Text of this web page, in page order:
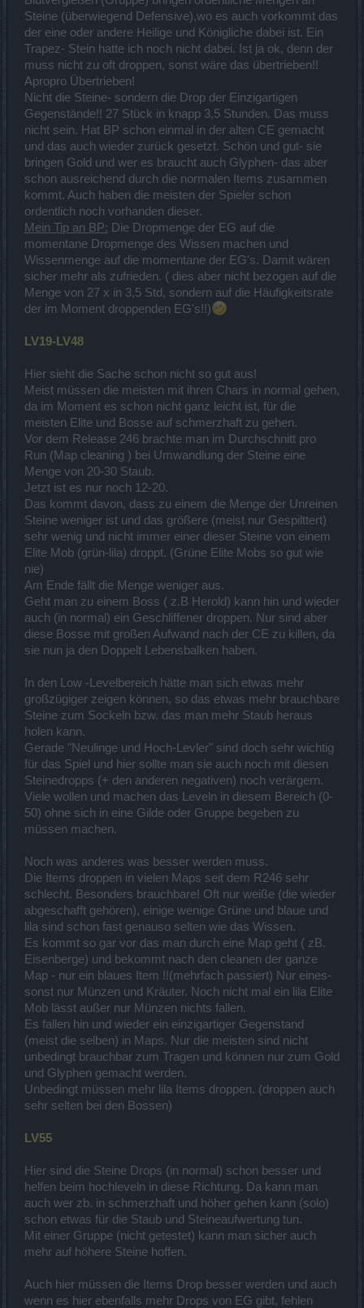
Steine (überwiegend Defensive),wo es auch vorkommt das
der eine oder andere Heilige und Königliche dabei ist. Ein
Trapez- Stein hatte ich noch nicht dabei. Ist ja ok, denn der
muss nicht zu oft droppen, sonst wäre das übertrieben!!
Apropro Übertrieben!
Nicht die Steine- sondern die Drop der Einzigartigen
Gegenstände!! 27 Stück in knapp 3,5 Stunden. Das muss
nicht sein. Hat BP schon einmal in der alten CE gemacht
und das auch wieder zurück gesetzt. Schön und gut- sie
bringen Gold und wer es braucht auch Glyphen- das aber
schon ausreichend durch die normalen Items zusammen
kommt. Auch haben die meisten der Spieler schon
ordentlich noch vorhanden dieser.
Mein Tip an BP: Die Dropmenge der EG auf die
momentane Dropmenge des Wissen machen und
Wissenmenge auf die momentane der EG's. Damit wären
sicher mehr als zufrieden. ( dies aber nicht bezogen auf die
Menge von 27 x in 3,5 Std, sondern auf die Häufigkeitsrate
der im Moment droppenden EG's!!)
LV19-LV48
Hier sieht die Sache schon nicht so gut aus!
Meist müssen die meisten mit ihren Chars in normal gehen,
da im Moment es schon nicht ganz leicht ist, für die
meisten Elite und Bosse auf schmerzhaft zu gehen.
Vor dem Release 246 brachte man im Durchschnitt pro
Run (Map cleaning ) bei Umwandlung der Steine eine
Menge von 20-30 Staub.
Jetzt ist es nur noch 12-20.
Das kommt davon, dass zu einem die Menge der Unreinen
Steine weniger ist und das größere (meist nur Gespilttert)
sehr wenig und nicht immer einer dieser Steine von einem
Elite Mob (grün-lila) droppt. (Grüne Elite Mobs so gut wie
nie)
Am Ende fällt die Menge weniger aus.
Geht man zu einem Boss ( z.B Herold) kann hin und wieder
auch (in normal) ein Geschliffener droppen. Nur sind aber
diese Bosse mit großen Aufwand nach der CE zu killen, da
sie nun ja den Doppelt Lebensbalken haben.
In den Low -Levelbereich hätte man sich etwas mehr
großzügiger zeigen können, so das etwas mehr brauchbare
Steine zum Sockeln bzw. das man mehr Staub heraus
holen kann.
Gerade "Neulinge und Hoch-Levler" sind doch sehr wichtig
für das Spiel und hier sollte man sie auch noch mit diesen
Steinedropps (+ den anderen negativen) noch verärgern.
Viele wollen und machen das Leveln in diesem Bereich (0-
50) ohne sich in eine Gilde oder Gruppe begeben zu
müssen machen.
Noch was anderes was besser werden muss.
Die Items droppen in vielen Maps seit dem R246 sehr
schlecht. Besonders brauchbare! Oft nur weiße (die wieder
abgeschafft gehören), einige wenige Grüne und blaue und
lila sind schon fast genauso selten wie das Wissen.
Es kommt so gar vor das man durch eine Map geht ( zB.
Eisenberge) und bekommt nach den cleanen der ganze
Map - nur ein blaues Item !!(mehrfach passiert) Nur eines-
sonst nur Münzen und Kräuter. Noch nicht mal ein lila Elite
Mob lässt außer nur Münzen nichts fallen.
Es fallen hin und wieder ein einzigartiger Gegenstand
(meist die selben) in Maps. Nur die meisten sind nicht
unbedingt brauchbar zum Tragen und können nur zum Gold
und Glyphen gemacht werden.
Unbedingt müssen mehr lila Items droppen. (droppen auch
sehr selten bei den Bossen)
LV55
Hier sind die Steine Drops (in normal) schon besser und
helfen beim hochleveln in diese Richtung. Da kann man
auch wer zb. in schmerzhaft und höher gehen kann (solo)
schon etwas für die Staub und Steineaufwertung tun.
Mit einer Gruppe (nicht getestet) kann man sicher auch
mehr auf höhere Steine hoffen.
Auch hier müssen die Items Drop besser werden und auch
wenn es hier ebenfalls mehr Drops von EG gibt, fehlen